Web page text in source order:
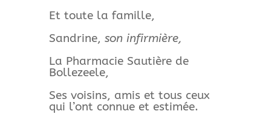
Et toute la famille,
Sandrine, son infirmière,
La Pharmacie Sautière de
Bollezeele,
Ses voisins, amis et tous ceux
qui l’ont connue et estimée.